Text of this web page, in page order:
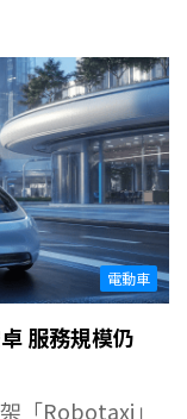
電動車
服務規模仍
「Robotaxi」